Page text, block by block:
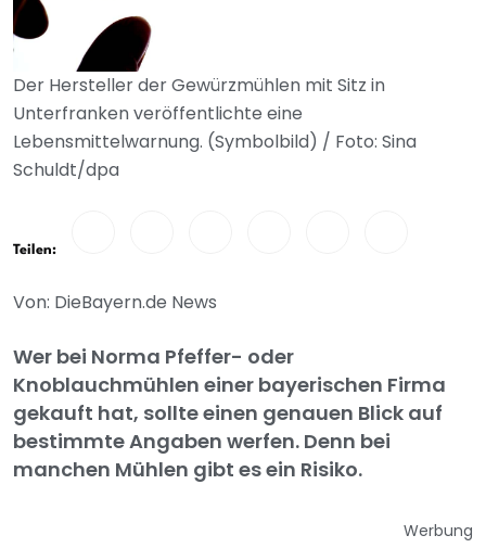
Der Hersteller der Gewürzmühlen mit Sitz in
Unterfranken veröffentlichte eine
Lebensmittelwarnung. (Symbolbild) / Foto: Sina
Schuldt/dpa
Teilen:
Von: DieBayern.de News
Wer bei Norma Pfeffer- oder
Knoblauchmühlen einer bayerischen Firma
gekauft hat, sollte einen genauen Blick auf
bestimmte Angaben werfen. Denn bei
manchen Mühlen gibt es ein Risiko.
Werbung